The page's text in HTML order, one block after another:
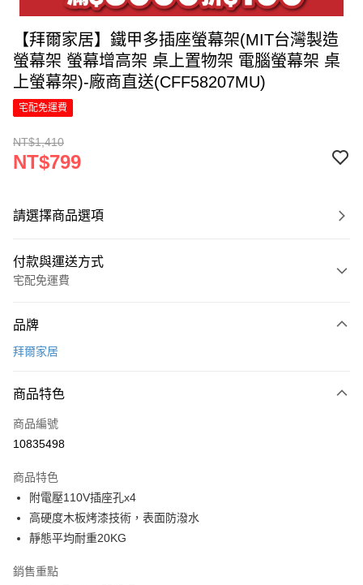
【拜爾家居】鐵甲多插座螢幕架(MIT台灣製造
螢幕架 螢幕增高架 桌上置物架 電腦螢幕架 桌
上螢幕架)-廠商直送(CFF58207MU)
宅配免運費
NT$1,410
NT$799
請選擇商品選項
付款與運送方式
宅配免運費
信用卡一次付款
6 期 0 利率 每期
合作金庫商業銀行
上海商業儲蓄銀行
臺灣中小企業銀行
匯豐（台灣）商業銀行
聯邦商業銀行
遠東國際商業銀行
元大商業銀行
台新國際商業銀行
LINE Pay
Apple Pay
街口支付
悠遊付
Google Pay
全盈+PAY
品牌
拜爾家居
商品特色
商品編號
10835498
商品特色
附電壓110V插座孔x4
高硬度木板烤漆技術，表面防潑水
靜態平均耐重20KG
銷售重點